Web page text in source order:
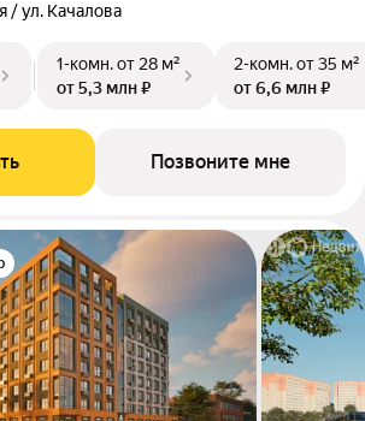
/ ул. Качалова
1-комн.от 28 м²
от 5,3 млн ₽
2-комн.от 35 м²
от 6,6 млн ₽
Позвоните мне